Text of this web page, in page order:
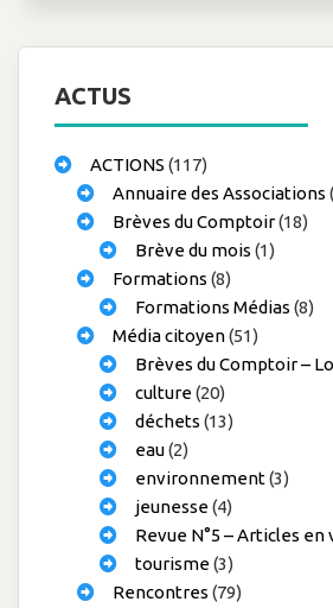
ACTUS
ACTIONS (117)
Annuaire des Associations
Brèves du Comptoir(18)
Brève du mois (1)
Formations (8)
Formations Médias (8)
Média citoyen(51)
Brèves du Comptoir –
culture(20)
déchets (13)
eau(2)
environnement(3)
jeunesse(4)
Revue N°5 – Articles
tourisme(3)
Rencontres (79)